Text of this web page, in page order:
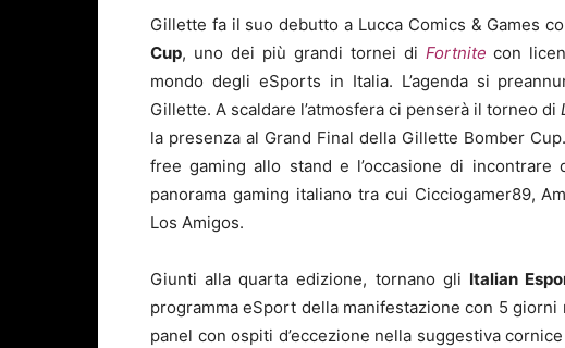
Gillette fa il suo debutto a Lucca Comics & Games
Cup, uno dei più grandi tornei di Fortnite con
mondo degli eSports in Italia. L’agenda si
Gillette. A scaldare l’atmosfera ci penserà il torneo di
la presenza al Grand Final della Gillette Bomber
free gaming allo stand e l’occasione di
panorama gaming italiano tra cui Cicciogamer89,
Los Amigos.
Giunti alla quarta edizione, tornano gli Italian
programma eSport della manifestazione con 5
panel con ospiti d’eccezione nella suggestiva cornice